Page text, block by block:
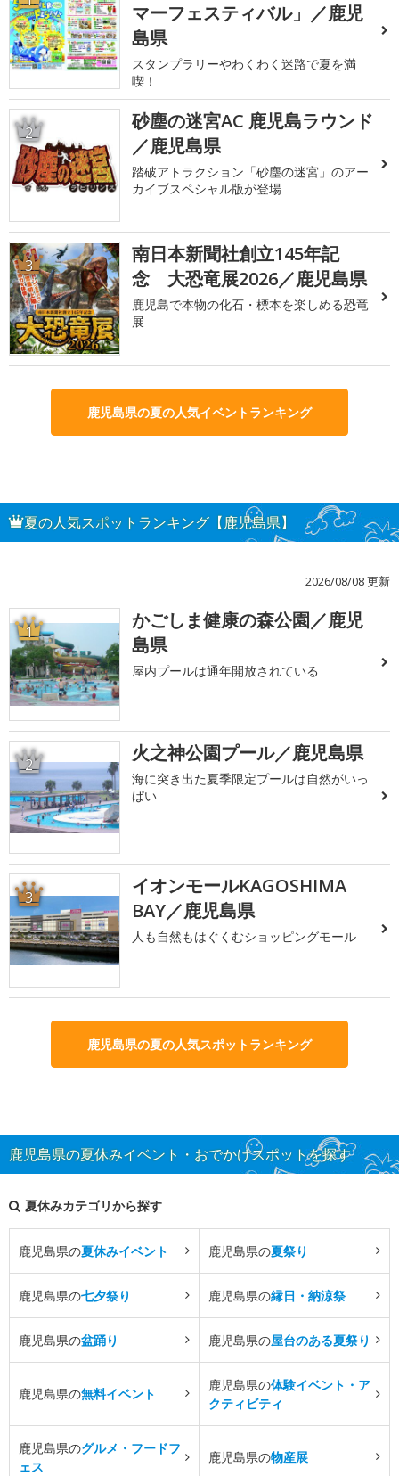
マーフェスティバル」／鹿児
島県
スタンプラリーやわくわく迷路で夏を満
喫！
2
砂塵の迷宮AC 鹿児島ラウンド
／鹿児島県
踏破アトラクション「砂塵の迷宮」のアー
カイブスペシャル版が登場
3
南日本新聞社創立145年記
念 大恐竜展2026／鹿児島県
鹿児島で本物の化石・標本を楽しめる恐竜
展
鹿児島県の夏の人気イベントランキング
夏の人気スポットランキング【鹿児島県】
2026/08/08 更新
1
かごしま健康の森公園／鹿児
島県
屋内プールは通年開放されている
2 火之神公園プール／鹿児島県
海に突き出た夏季限定プールは自然がいっ
ぱい
3
イオンモールKAGOSHIMA
BAY／鹿児島県
人も自然もはぐくむショッピングモール
鹿児島県の夏の人気スポットランキング
鹿児島県の夏休みイベント・おでかけスポットを探す
夏休みカテゴリから探す
鹿児島県の夏休みイベント 鹿児島県の夏祭り
鹿児島県の七夕祭り 鹿児島県の縁日・納涼祭
鹿児島県の盆踊り 鹿児島県の屋台のある夏祭り
鹿児島県の無料イベント
鹿児島県の体験イベント・ア
クティビティ
鹿児島県のグルメ・フードフ
ェス
鹿児島県の物産展